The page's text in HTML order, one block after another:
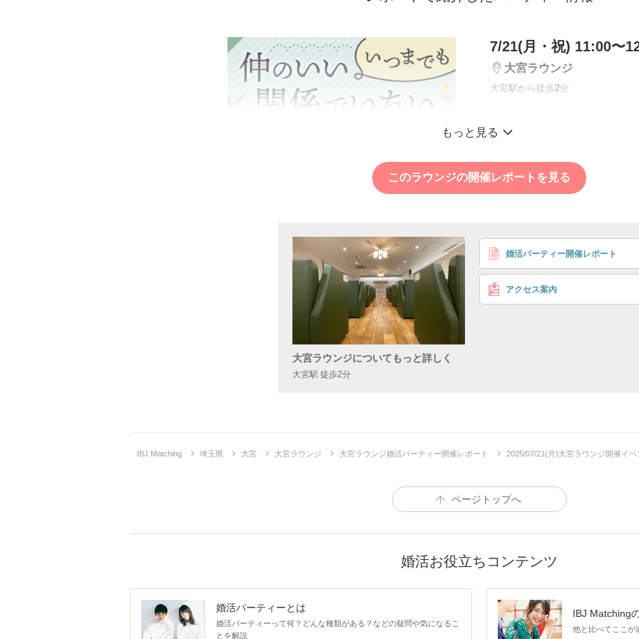
7/21(月・祝) 11:00〜
大宮ラウンジ
大宮駅から徒歩2分
＼利用者数1,000万人
ナー探し
男性
②600万円以
※①②いずれか
はまる方
〈理想の関係〉 自然体で
企画詳細
もっと見る
このラウンジの開催レポートを見る
大宮ラウンジについてもっと詳しく
大宮駅 徒歩2分
婚活パーティー開催レポート
アクセス案内
IBJ Matching 埼玉県 大宮 大宮ラウンジ 大宮ラウンジ婚活パーティー開催レポート 2025/07/21(月)大宮ラウンジ開催イベ
ページトップへ
婚活お役立ちコンテンツ
婚活パーティーとは
婚活パーティーって何？どんな種類がある？などの疑問や気になるこ
とを解説
IBJ Matching
他と比べてここが